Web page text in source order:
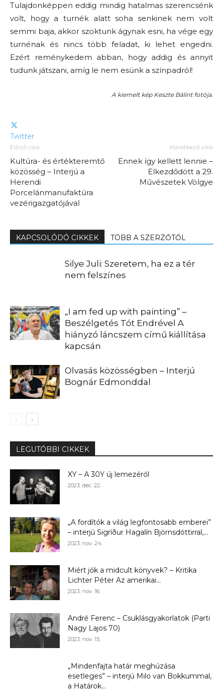
Tulajdonképpen eddig mindig hatalmas szerencsénk
volt, hogy a turnék alatt soha senkinek nem volt
semmi baja, akkor szoktunk ágynak esni, ha vége egy
turnénak és nincs több feladat, ki lehet engedni.
Ezért reménykedem abban, hogy addig és annyit
tudunk játszani, amíg le nem esünk a színpadról!
A kiemelt kép Keszte Bálint fotója.
Twitter
Előző cikk
Kultúra- és értékteremtő
közösség – Interjú a
Herendi
Porcelánmanufaktúra
vezérigazgatójával
Következő cikk
Ennek így kellett lennie –
Elkezdődött a 29.
Művészetek Völgye
KAPCSOLÓDÓ CIKKEK TÖBB A SZERZŐTŐL
Silye Juli: Szeretem, ha ez a tér
nem felszínes
„I am fed up with painting” –
Beszélgetés Tót Endrével A
hiányzó láncszem című kiállítása
kapcsán
Olvasás közösségben – Interjú
Bognár Edmonddal
LEGUTÓBBI CIKKEK
XY – A 30Y új lemezéről
2023. dec. 22.
„A fordítók a világ legfontosabb emberei”
– interjú Sigríður Hagalín Björnsdóttirral,...
2023. nov. 24.
Miért jók a midcult könyvek? – Kritika
Lichter Péter Az amerikai...
2023. nov. 16.
André Ferenc – Csuklásgyakorlatok (Parti
Nagy Lajos 70)
2023. nov. 15.
„Mindenfajta határ meghúzása
esetleges” – interjú Milo van Bokkummal,
a Határok...